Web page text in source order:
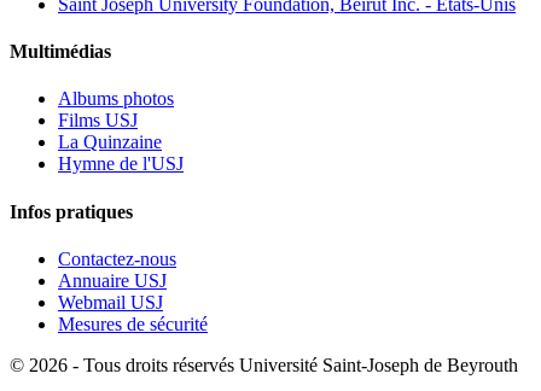
Multimédias
Albums photos
Films USJ
La Quinzaine
Hymne de l'USJ
Infos pratiques
Contactez-nous
Annuaire USJ
Webmail USJ
Mesures de sécurité
© 2026 - Tous droits réservés Université Saint-Joseph de Beyrouth